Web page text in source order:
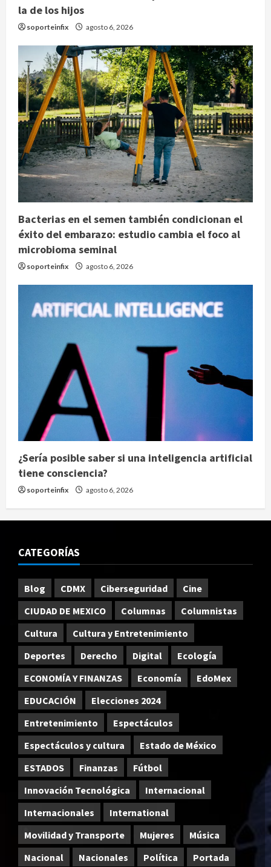
la de los hijos
soporteinfix agosto 6, 2026
Bacterias en el semen también condicionan el
éxito del embarazo: estudio cambia el foco al
microbioma seminal
soporteinfix agosto 6, 2026
¿Sería posible saber si una inteligencia artificial
tiene consciencia?
soporteinfix agosto 6, 2026
CATEGORÍAS
Blog CDMX Ciberseguridad
Cine
CIUDAD DE MEXICO
Columnas
Columnistas
Cultura
Cultura y Entretenimiento
Deportes
Derecho Digital
Ecología
ECONOMÍA Y FINANZAS
Economía
EdoMex
EDUCACIÓN
Elecciones 2024
Entretenimiento
Espectáculos
Espectáculos y cultura
Estado de México
ESTADOS
Finanzas
Fútbol
Innovación Tecnológica
Internacional
Internacionales
International
Movilidad y Transporte
Mujeres
Música
Nacional
Nacionales Política
Portada